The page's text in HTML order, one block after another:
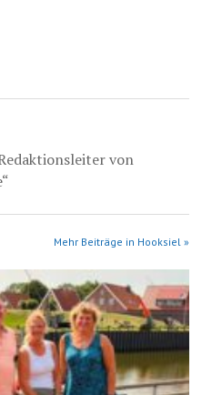
von
Mehr Beiträge in Hooksiel »